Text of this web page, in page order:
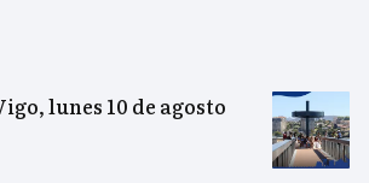
lunes 10 de agosto